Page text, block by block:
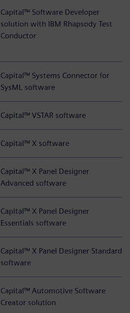
Capital™ Software Developer
solution with IBM Rhapsody Test
Conductor
Capital™ Systems Connector for
SysML software
Capital™ VSTAR software
Capital™ X software
Capital™ X Panel Designer
Advanced software
Capital™ X Panel Designer
Essentials software
Capital™ X Panel Designer Standard
software
Capital™ Automotive Software
Creator solution